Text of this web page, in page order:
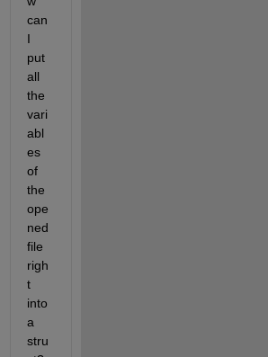
can
I
put
all
the
vari
abl
es
of
the
ope
ned
file
righ
t
into
a
stru